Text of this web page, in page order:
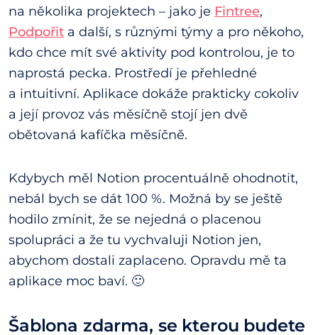
na několika projektech – jako je Fintree,
Podpořit a další, s různými týmy a pro někoho,
kdo chce mít své aktivity pod kontrolou, je to
naprostá pecka. Prostředí je přehledné
a intuitivní. Aplikace dokáže prakticky cokoliv
a její provoz vás měsíčně stojí jen dvě
obětovaná kafíčka měsíčně.
Kdybych měl Notion procentuálně ohodnotit,
nebál bych se dát 100 %. Možná by se ještě
hodilo zmínit, že se nejedná o placenou
spolupráci a že tu vychvaluji Notion jen,
abychom dostali zaplaceno. Opravdu mě ta
aplikace moc baví. 🙂
Šablona zdarma, se kterou budete